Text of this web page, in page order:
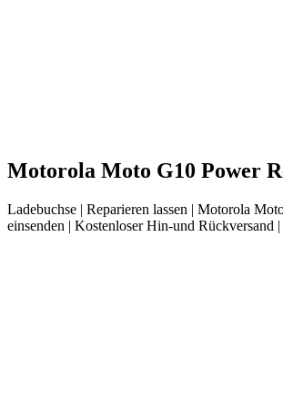
Motorola Moto G10 Power
Ladebuchse | Reparieren lassen | Motorola
einsenden | Kostenloser Hin-und Rückversand |